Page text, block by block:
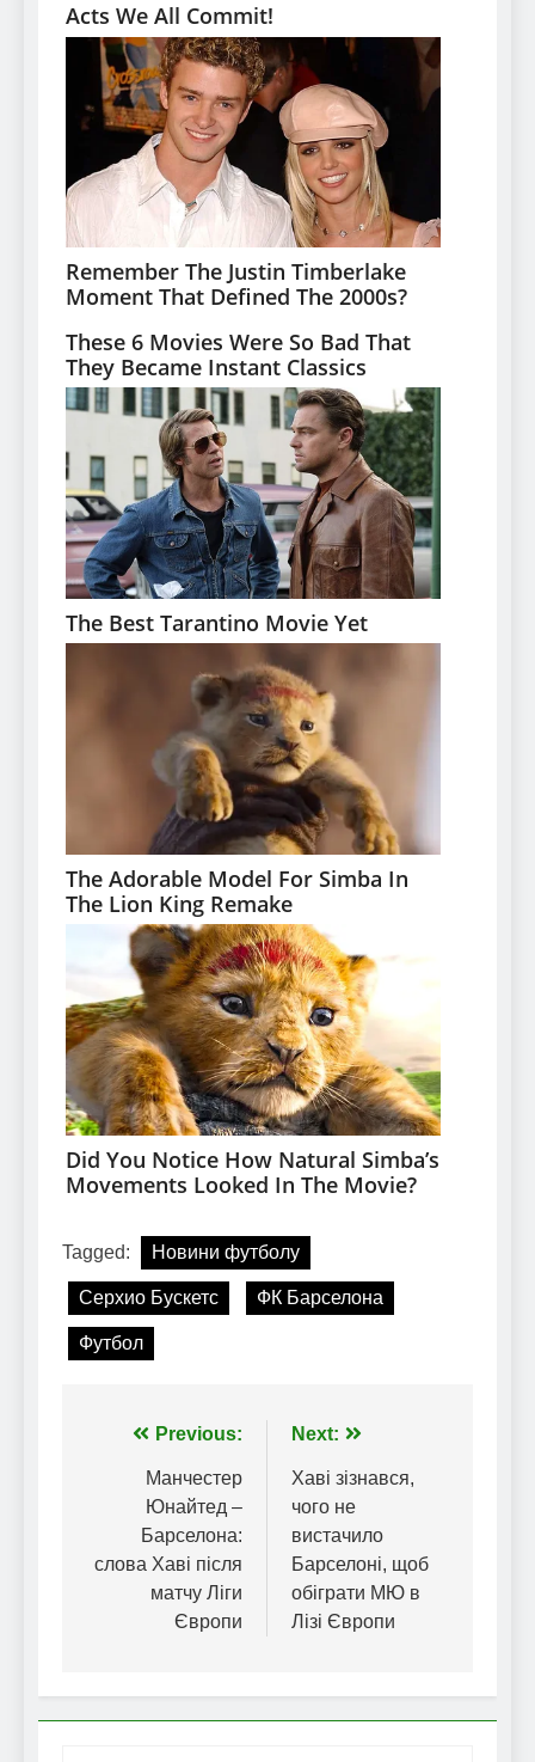
Tagged: Новини футболу
Серхио Бускетс ФК Барселона
Футбол
Навігація
записів
Previous:
Манчестер
Юнайтед –
Барселона:
слова Хаві після
матчу Ліги
Європи
Next:
Хаві зізнався,
чого не
вистачило
Барселоні, щоб
обіграти МЮ в
Лізі Європи